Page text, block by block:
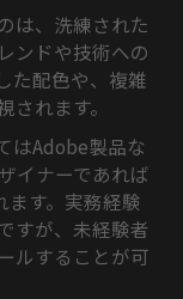
は、洗練された
ンドや技術への
た配色や、複雑
れます。
はAdobe製品な
イナーであれば
ます。実務経験
すが、未経験者
ルすることが可